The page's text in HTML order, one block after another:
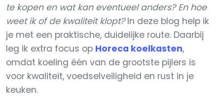
te kopen en wat kan eventueel anders? En hoe
weet ik of de kwaliteit klopt?In deze blog help ik
je met een praktische, duidelijke route. Daarbij
leg ik extra focus op Horeca koelkasten,
omdat koeling één van de grootste pijlers is
voor kwaliteit, voedselveiligheid en rust in je
keuken.